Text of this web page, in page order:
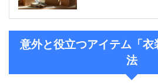
意外と役立つアイテム「衣
法